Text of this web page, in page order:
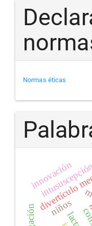
Normas éticas
niños
divertículo
innovación